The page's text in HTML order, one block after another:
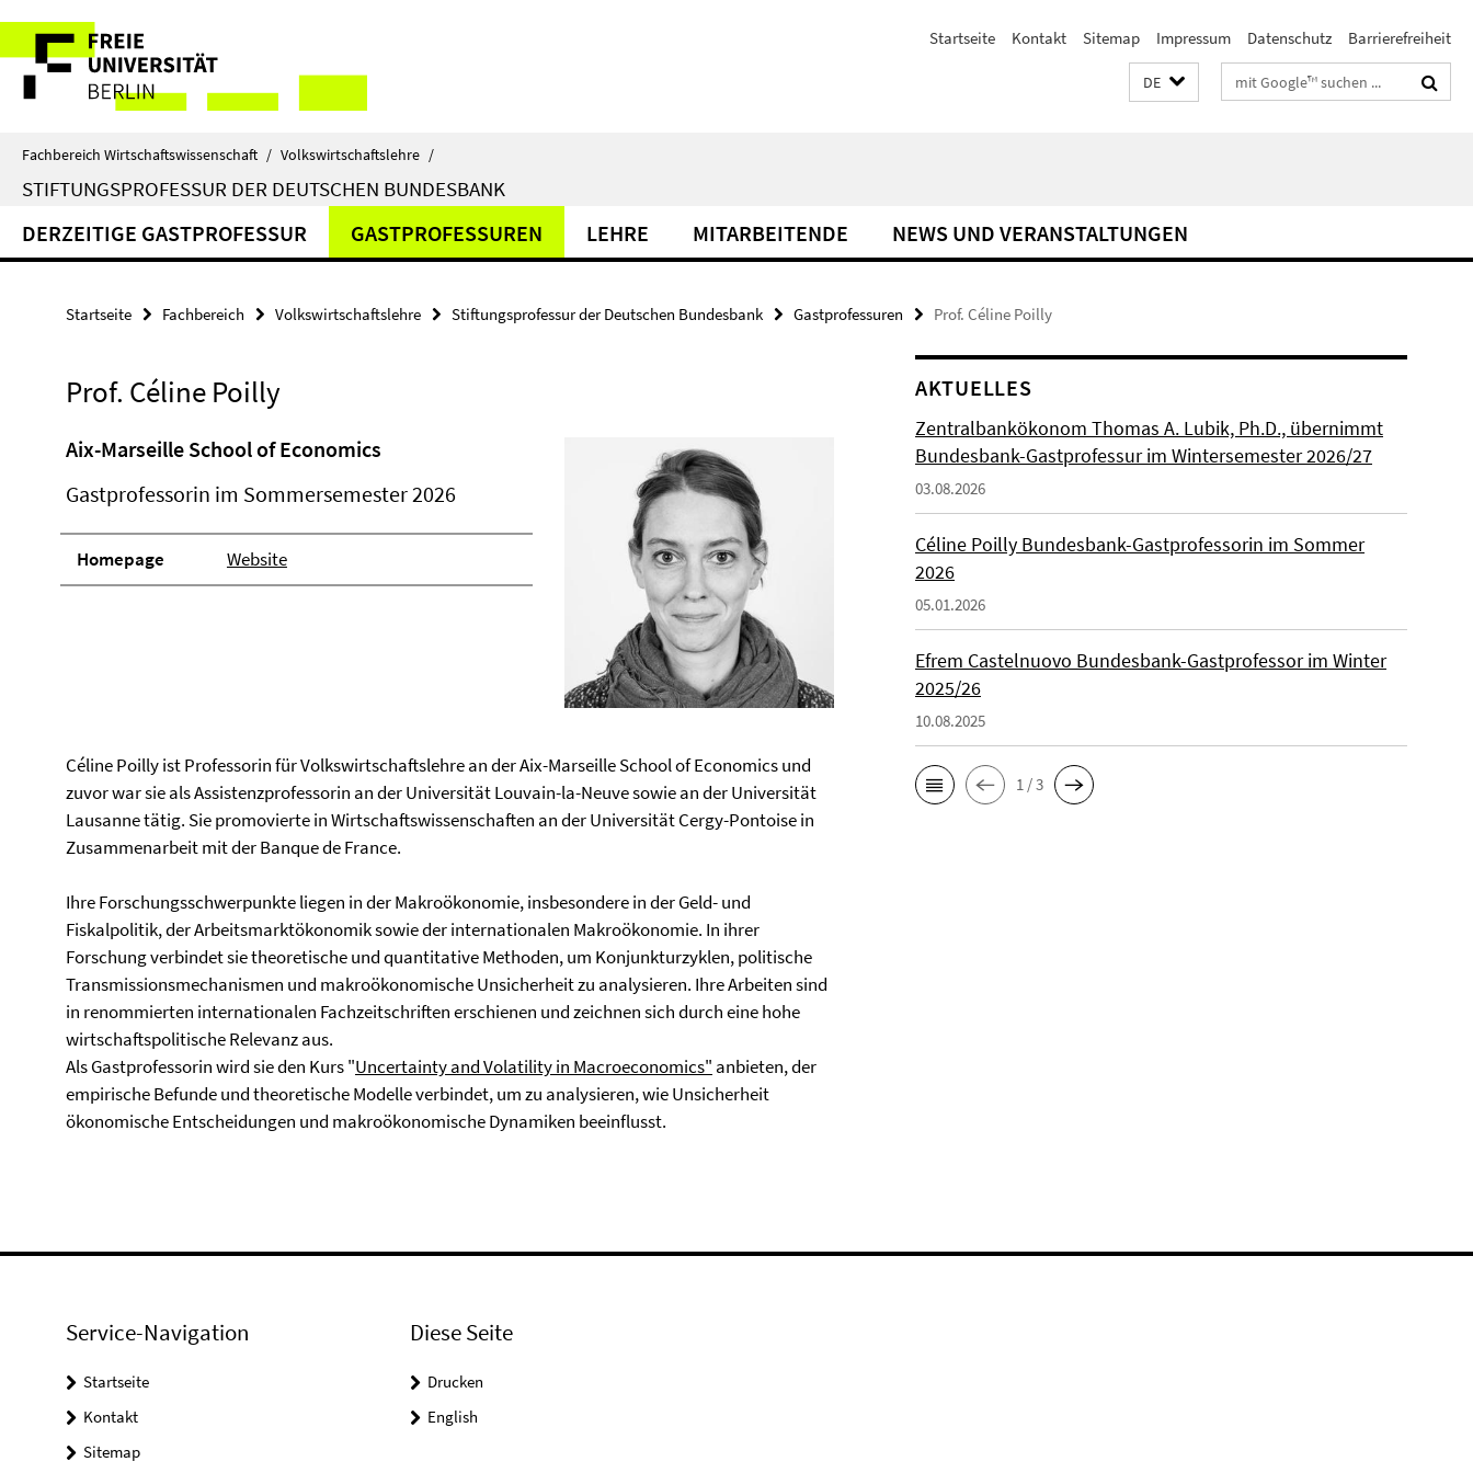
direkt
Inhalt
Service-
Navigation
Startseite Kontakt Sitemap Impressum Datenschutz Barrierefreiheit
DE Suchbegriffe
Fachbereich Wirtschaftswissenschaft / Volkswirtschaftslehre /
STIFTUNGSPROFESSUR DER DEUTSCHEN BUNDESBANK
DERZEITIGE GASTPROFESSUR GASTPROFESSUREN LEHRE MITARBEITENDE NEWS UND VERANSTALTUNGEN
Startseite Fachbereich Volkswirtschaftslehre Stiftungsprofessur der Deutschen Bundesbank Gastprofessuren Prof. Céline Poilly
Prof. Céline Poilly
Aix-Marseille School of Economics
Gastprofessorin im Sommersemester 2026
Homepage Website
Céline Poilly ist Professorin für Volkswirtschaftslehre an der Aix-Marseille School of Economics und
zuvor war sie als Assistenzprofessorin an der Universität Louvain-la-Neuve sowie an der Universität
Lausanne tätig. Sie promovierte in Wirtschaftswissenschaften an der Universität Cergy-Pontoise in
Zusammenarbeit mit der Banque de France.
Ihre Forschungsschwerpunkte liegen in der Makroökonomie, insbesondere in der Geld- und
Fiskalpolitik, der Arbeitsmarktökonomik sowie der internationalen Makroökonomie. In ihrer
Forschung verbindet sie theoretische und quantitative Methoden, um Konjunkturzyklen, politische
Transmissionsmechanismen und makroökonomische Unsicherheit zu analysieren. Ihre Arbeiten sind
in renommierten internationalen Fachzeitschriften erschienen und zeichnen sich durch eine hohe
wirtschaftspolitische Relevanz aus.
Als Gastprofessorin wird sie den Kurs "Uncertainty and Volatility in Macroeconomics" anbieten, der
empirische Befunde und theoretische Modelle verbindet, um zu analysieren, wie Unsicherheit
ökonomische Entscheidungen und makroökonomische Dynamiken beeinflusst.
AKTUELLES
Zentralbankökonom Thomas A. Lubik, Ph.D., übernimmt
Bundesbank-Gastprofessur im Wintersemester 2026/27
03.08.2026
Céline Poilly Bundesbank-Gastprofessorin im Sommer
2026
05.01.2026
Efrem Castelnuovo Bundesbank-Gastprofessor im Winter
2025/26
10.08.2025
1 / 3
Service-Navigation
Startseite
Kontakt
Sitemap
Diese Seite
Drucken
English